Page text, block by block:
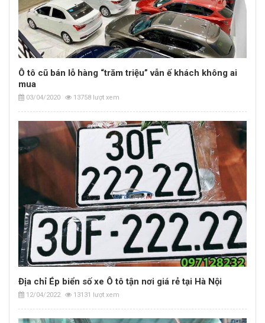
Ô tô cũ bán lỗ hàng “trăm triệu” vẫn ế khách không ai
mua
03/04/2020 13758 lượt xem
Địa chỉ Ép biển số xe Ô tô tận nơi giá rẻ tại Hà Nội
12/04/2022 13131 lượt xem